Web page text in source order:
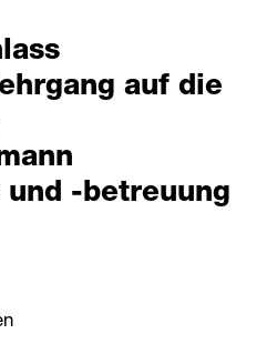
auf die
-betreuung